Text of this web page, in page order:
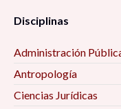
Disciplinas
Administración
Antropología
Ciencias Jurídicas